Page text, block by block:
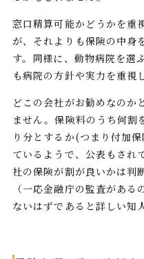
窓口精算可能かどうかを重
が、それよりも保険の中身
す。同様に、動物病院を選
も病院の方針や実力を重視
どこの会社がお勧めなのか
ません。保険料のうち何割
り分とするか(つまり付加
ているようで、公表もされ
社の保険が割が良いかは判
（一応金融庁の監査があ
ないはずであると詳しい知